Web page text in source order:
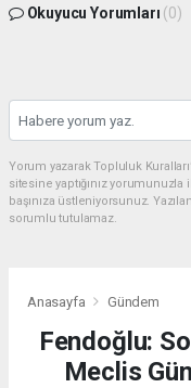
Okuyucu Yorumları (0)
Yorum yazarak Topluluk
sitesine yaptığınız
başınıza üstleniyorsunuz.
sorumlu tutulamaz.
Anasayfa Gündem
Fendoğlu:
Meclis